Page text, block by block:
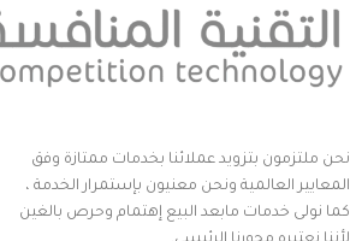
نحن ملتزمون بتزويد عملائنا بخدمات ممتازة وفق
المعايير العالمية ونحن معنيون بإستمرار الخدمة ،
كما نولى خدمات مابعد البيع إهتمام وحرص بالغين